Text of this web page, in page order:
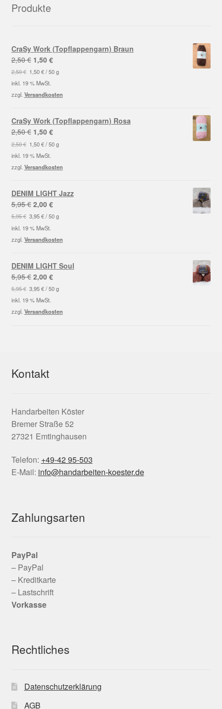
Produkte
CraSy Work (Topflappengarn) Braun
2,50€ Ursprünglicher
Preis
war:
2,50 €
1,50 €Aktueller
Preis
1,50 €.
2,50€ 1,50€/50 g
inkl. 19 % MwSt.
zzgl. Versandkosten
CraSy Work (Topflappengarn) Rosa
2,50€ Ursprünglicher
Preis
war:
2,50 €
1,50 €Aktueller
Preis
1,50 €.
2,50€ 1,50€/50 g
inkl. 19 % MwSt.
zzgl. Versandkosten
DENIM LIGHT Jazz
5,95€ Ursprünglicher
Preis
war:
5,95 €
2,00 €Aktueller
Preis
2,00 €.
5,95€ 3,95€/50 g
inkl. 19 % MwSt.
zzgl. Versandkosten
DENIM LIGHT Soul
5,95€ Ursprünglicher
Preis
war:
5,95 €
2,00 €Aktueller
Preis
2,00 €.
5,95€ 3,95€/50 g
inkl. 19 % MwSt.
zzgl. Versandkosten
Kontakt
Handarbeiten Köster
Bremer Straße 52
27321 Emtinghausen
Telefon: +49-42 95-503
E-Mail: info@handarbeiten-koester.de
Zahlungsarten
PayPal
– PayPal
– Kreditkarte
– Lastschrift
Vorkasse
Rechtliches
Datenschutzerklärung
AGB